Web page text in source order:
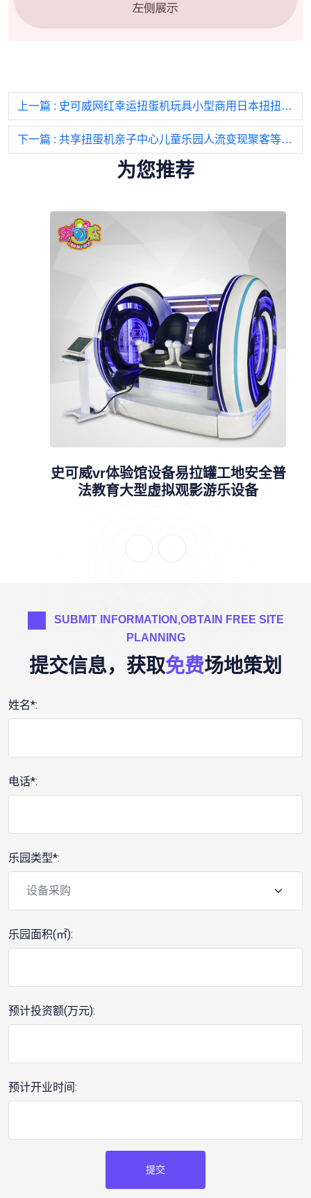
上一篇 : 史可威网红幸运扭蛋机玩具小型商用日本扭扭球大型扫码儿童弹力球
下一篇 : 共享扭蛋机亲子中心儿童乐园人流变现聚客等位区商场投放服务设备
为您推荐
史可威vr体验馆设备易拉罐工地安全普
法教育大型虚拟观影游乐设备
SUBMIT INFORMATION,OBTAIN FREE SITE
PLANNING
提交信息，获取免费场地策划
姓名*:
电话*:
乐园类型*:
乐园面积(㎡):
预计投资额(万元):
预计开业时间:
提交